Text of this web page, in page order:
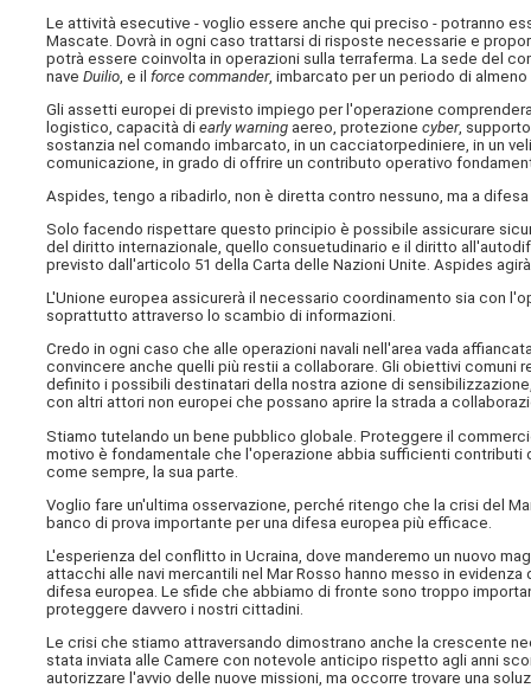
Le attività esecutive - voglio essere anche qui preciso - potranno
Mascate. Dovrà in ogni caso trattarsi di risposte necessarie e
potrà essere coinvolta in operazioni sulla terraferma. La sede del
naveDuilio , e ilforce commander, imbarcato per un periodo di
Gli assetti europei di previsto impiego per l'operazione
logistico, capacità diearly warning aereo, protezionecyber,
sostanzia nel comando imbarcato, in un cacciatorpediniere, in un
comunicazione, in grado di offrire un contributo operativo
Aspides, tengo a ribadirlo, non è diretta contro nessuno, ma a
Solo facendo rispettare questo principio è possibile assicurare
del diritto internazionale, quello consuetudinario e il diritto
previsto dall'articolo 51 della Carta delle Nazioni Unite. Aspides
L'Unione europea assicurerà il necessario coordinamento sia con
soprattutto attraverso lo scambio di informazioni.
Credo in ogni caso che alle operazioni navali nell'area vada
convincere anche quelli più restii a collaborare. Gli obiettivi comuni
definito i possibili destinatari della nostra azione di
con altri attori non europei che possano aprire la strada a
Stiamo tutelando un bene pubblico globale. Proteggere il
motivo è fondamentale che l'operazione abbia sufficienti
come sempre, la sua parte.
Voglio fare un'ultima osservazione, perché ritengo che la crisi del
banco di prova importante per una difesa europea più efficace.
L'esperienza del conflitto in Ucraina, dove manderemo un nuovo
attacchi alle navi mercantili nel Mar Rosso hanno messo in
difesa europea. Le sfide che abbiamo di fronte sono troppo
proteggere davvero i nostri cittadini.
Le crisi che stiamo attraversando dimostrano anche la crescente
stata inviata alle Camere con notevole anticipo rispetto agli anni
autorizzare l'avvio delle nuove missioni, ma occorre trovare una